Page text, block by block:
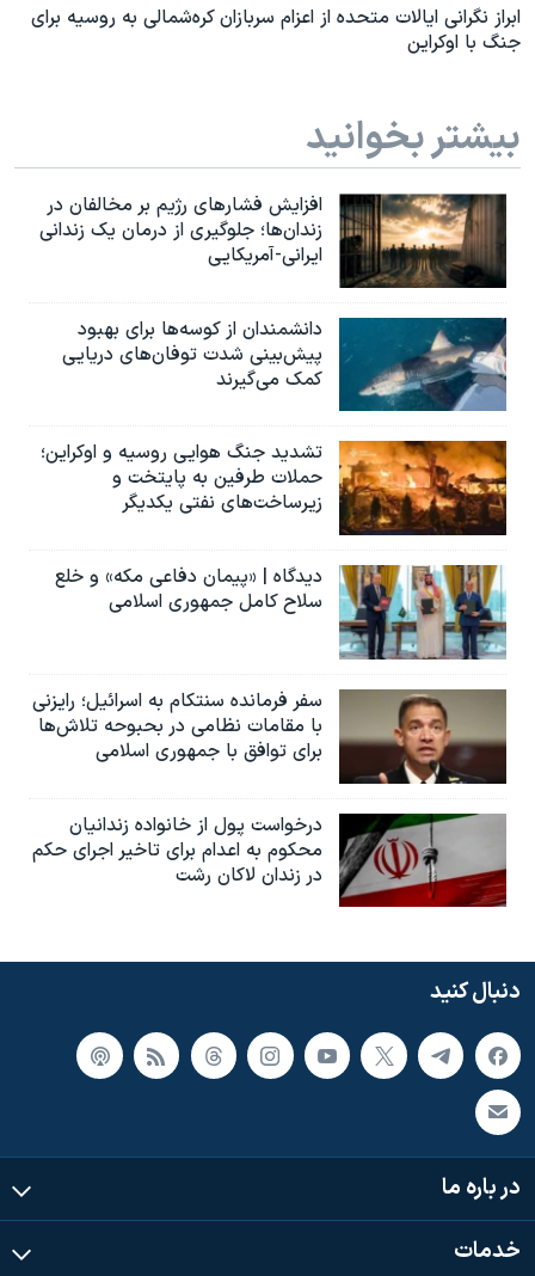
ابراز نگرانی ایالات متحده از اعزام سربازان کره‌شمالی به روسیه برای
جنگ با اوکراین
بیشتر بخوانید
افزایش فشارهای رژیم بر مخالفان در
زندان‌ها؛ جلوگیری از درمان یک زندانی
ایرانی-آمریکایی
دانشمندان از کوسه‌ها برای بهبود
پیش‌بینی شدت توفان‌های دریایی
کمک می‌گیرند
تشدید جنگ هوایی روسیه و اوکراین؛
حملات طرفین به پایتخت‌ و
زیرساخت‌های نفتی یکدیگر
دیدگاه | «پیمان دفاعی مکه» و خلع
سلاح کامل جمهوری اسلامی
سفر فرمانده سنتکام به اسرائیل؛ رایزنی
با مقامات نظامی در بحبوحه تلاش‌ها
برای توافق با جمهوری اسلامی
درخواست پول از خانواده زندانیان
محکوم به‌ اعدام برای تاخیر اجرای حکم
در زندان لاکان رشت
دنبال کنید
در باره ما
خدمات